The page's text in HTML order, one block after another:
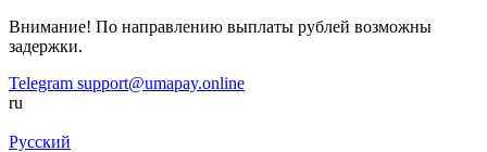
Внимание! По направлению выплаты рублей возможны
задержки.
Telegram support@umapay.online
ru
Русский